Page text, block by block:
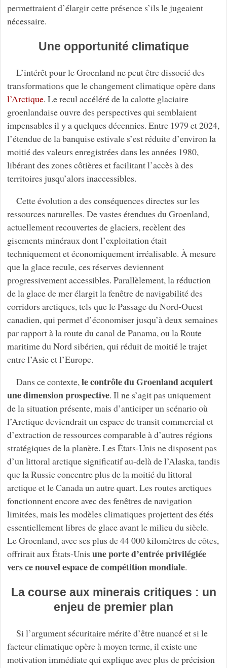
permettraient d’élargir cette présence s’ils le jugeaient
nécessaire.
Une opportunité climatique
L’intérêt pour le Groenland ne peut être dissocié des
transformations que le changement climatique opère dans
l’Arctique. Le recul accéléré de la calotte glaciaire
groenlandaise ouvre des perspectives qui semblaient
impensables il y a quelques décennies. Entre 1979 et 2024,
l’étendue de la banquise estivale s’est réduite d’environ la
moitié des valeurs enregistrées dans les années 1980,
libérant des zones côtières et facilitant l’accès à des
territoires jusqu’alors inaccessibles.
Cette évolution a des conséquences directes sur les
ressources naturelles. De vastes étendues du Groenland,
actuellement recouvertes de glaciers, recèlent des
gisements minéraux dont l’exploitation était
techniquement et économiquement irréalisable. À mesure
que la glace recule, ces réserves deviennent
progressivement accessibles. Parallèlement, la réduction
de la glace de mer élargit la fenêtre de navigabilité des
corridors arctiques, tels que le Passage du Nord-Ouest
canadien, qui permet d’économiser jusqu’à deux semaines
par rapport à la route du canal de Panama, ou la Route
maritime du Nord sibérien, qui réduit de moitié le trajet
entre l’Asie et l’Europe.
Dans ce contexte,le contrôle du Groenland acquiert
une dimension prospective. Il ne s’agit pas uniquement
de la situation présente, mais d’anticiper un scénario où
l’Arctique deviendrait un espace de transit commercial et
d’extraction de ressources comparable à d’autres régions
stratégiques de la planète. Les États-Unis ne disposent pas
d’un littoral arctique significatif au-delà de l’Alaska, tandis
que la Russie concentre plus de la moitié du littoral
arctique et le Canada un autre quart. Les routes arctiques
fonctionnent encore avec des fenêtres de navigation
limitées, mais les modèles climatiques projettent des étés
essentiellement libres de glace avant le milieu du siècle.
Le Groenland, avec ses plus de 44 000 kilomètres de côtes,
offrirait aux États-Unis une porte d’entrée privilégiée
vers ce nouvel espace de compétition mondiale.
La course aux minerais critiques : un
enjeu de premier plan
Si l’argument sécuritaire mérite d’être nuancé et si le
facteur climatique opère à moyen terme, il existe une
motivation immédiate qui explique avec plus de précision